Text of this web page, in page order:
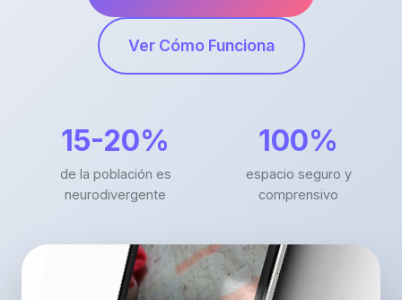
Ver Cómo Funciona
15-20%
de la población es
neurodivergente
100%
espacio seguro y
comprensivo